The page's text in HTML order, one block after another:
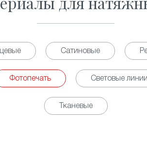
Сатиновые
Фотопечать Световые линии
Тканевые